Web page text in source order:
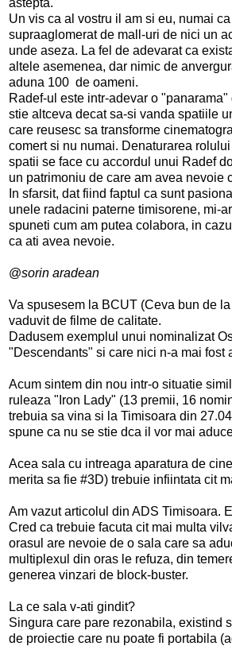
Un vis ca al vostru il am si eu, numai
supraaglomerat de mall-uri de nici un
unde aseza. La fel de adevarat ca
altele asemenea, dar nimic de
aduna 100 de oameni.
Radef-ul este intr-adevar o
stie altceva decat sa-si vanda spatiile
care reusesc sa transforme
comert si nu numai. Denaturarea
spatii se face cu accordul unui Radef
un patrimoniu de care am avea nevoie
In sfarsit, dat fiind faptul ca sunt
unele radacini paterne timisorene, mi-
spuneti cum am putea colabora, in
ca ati avea nevoie.
@sorin aradean
Va spusesem la BCUT (Ceva bun de
vaduvit de filme de calitate.
Dadusem exemplul unui nominalizat
"Descendants" si care nici n-a mai fost
Acum sintem din nou intr-o situatie
ruleaza "Iron Lady" (13 premii, 16
trebuia sa vina si la Timisoara din
spune ca nu se stie dca il vor mai
Acea sala cu intreaga aparatura de
merita sa fie #3D) trebuie infiintata cit
Am vazut articolul din ADS Timisoara.
Cred ca trebuie facuta cit mai multa
orasul are nevoie de o sala care sa
multiplexul din oras le refuza, din
generea vinzari de block-buster.
La ce sala v-ati gindit?
Singura care pare rezonabila, existind
de proiectie care nu poate fi portabila